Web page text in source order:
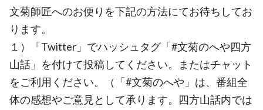
文菊師匠へのお便りを下記の方法にてお待ちしてお
ります。
１）「Twitter」でハッシュタグ「#文菊のへや四方
山話」を付けて投稿してください。またはチャット
をご利用ください。（「#文菊のへや」は、番組全
体の感想やご意見として承ります。四方山話内では